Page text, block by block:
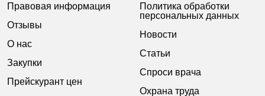
Правовая информация
Отзывы
О нас
Закупки
Прейскурант цен
Политика обработки
персональных данных
Новости
Статьи
Спроси врача
Охрана труда